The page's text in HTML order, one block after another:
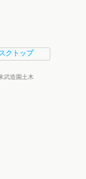
クトップ
武造園土木